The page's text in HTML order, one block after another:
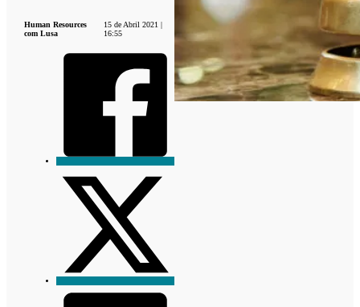
Human Resources
com Lusa
15 de Abril 2021 |
16:55